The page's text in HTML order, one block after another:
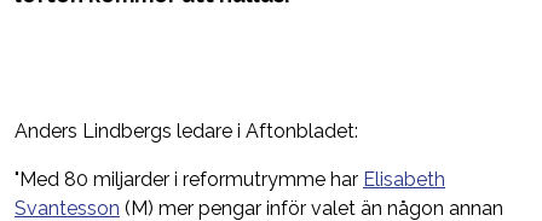
Anders Lindbergs ledare i Aftonbladet:
"Med 80 miljarder i reformutrymme har Elisabeth
Svantesson (M) mer pengar inför valet än någon annan